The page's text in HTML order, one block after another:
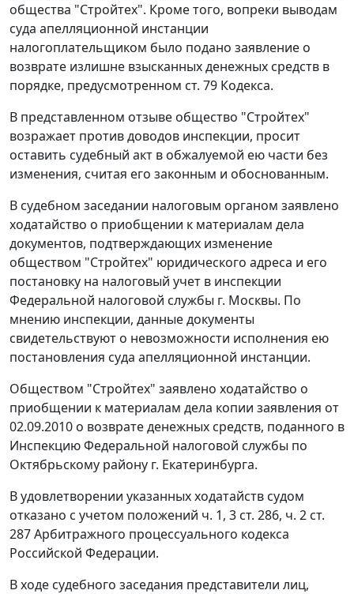
общества "Стройтех". Кроме того, вопреки выводам
суда апелляционной инстанции
налогоплательщиком было подано заявление о
возврате излишне взысканных денежных средств в
порядке, предусмотренном ст. 79 Кодекса.
В представленном отзыве общество "Стройтех"
возражает против доводов инспекции, просит
оставить судебный акт в обжалуемой ею части без
изменения, считая его законным и обоснованным.
В судебном заседании налоговым органом заявлено
ходатайство о приобщении к материалам дела
документов, подтверждающих изменение
обществом "Стройтех" юридического адреса и его
постановку на налоговый учет в инспекции
Федеральной налоговой службы г. Москвы. По
мнению инспекции, данные документы
свидетельствуют о невозможности исполнения ею
постановления суда апелляционной инстанции.
Обществом "Стройтех" заявлено ходатайство о
приобщении к материалам дела копии заявления от
02.09.2010 о возврате денежных средств, поданного в
Инспекцию Федеральной налоговой службы по
Октябрьскому району г. Екатеринбурга.
В удовлетворении указанных ходатайств судом
отказано с учетом положений ч. 1, 3 ст. 286, ч. 2 ст.
287Арбитражного процессуального кодекса
Российской Федерации.
В ходе судебного заседания представители лиц,